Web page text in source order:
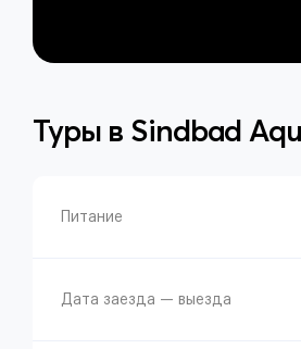
Туры в Sindbad
Питание
Дата заезда — выезда